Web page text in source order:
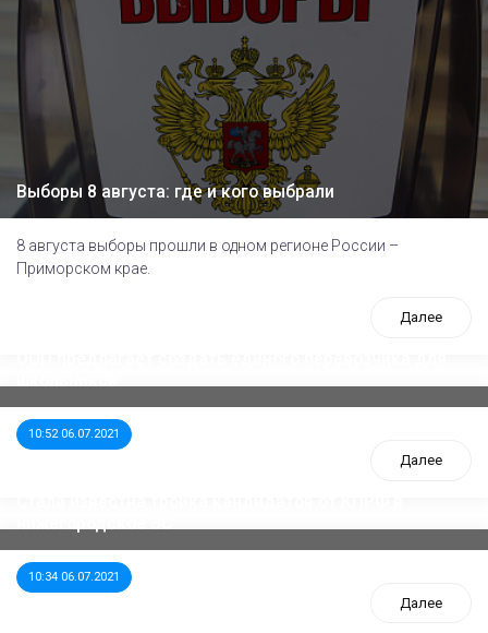
Выборы 8 августа: где и кого выбрали
8 августа выборы прошли в одном регионе России –
Приморском крае.
Далее
10:52 06.07.2021
Далее
10:34 06.07.2021
Далее